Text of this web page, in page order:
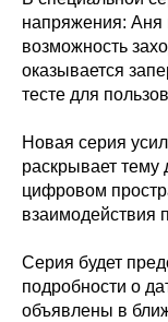
напряжения: Аня
возможность
оказывается
тесте для
Новая серия
раскрывает
цифровом
взаимодействия
Серия будет
подробности о
объявлены в